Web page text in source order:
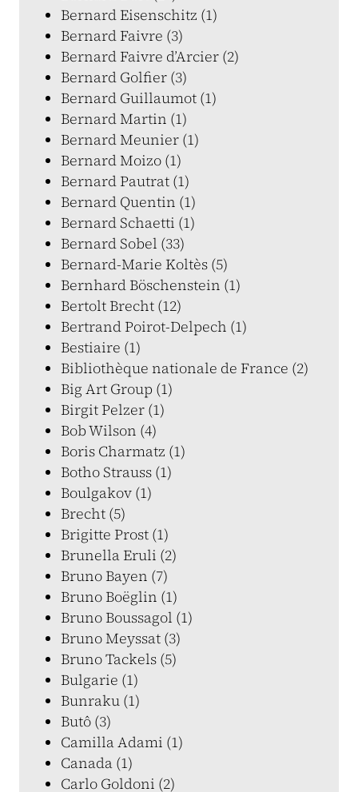
Bernard Eisenschitz (1)
Bernard Faivre (3)
Bernard Faivre d’Arcier (2)
Bernard Golfier (3)
Bernard Guillaumot (1)
Bernard Martin (1)
Bernard Meunier (1)
Bernard Moizo (1)
Bernard Pautrat (1)
Bernard Quentin (1)
Bernard Schaetti (1)
Bernard Sobel (33)
Bernard-Marie Koltès (5)
Bernhard Böschenstein (1)
Bertolt Brecht (12)
Bertrand Poirot-Delpech (1)
Bestiaire (1)
Bibliothèque nationale de France (2)
Big Art Group (1)
Birgit Pelzer (1)
Bob Wilson (4)
Boris Charmatz (1)
Botho Strauss (1)
Boulgakov (1)
Brecht (5)
Brigitte Prost (1)
Brunella Eruli (2)
Bruno Bayen (7)
Bruno Boëglin (1)
Bruno Boussagol (1)
Bruno Meyssat (3)
Bruno Tackels (5)
Bulgarie (1)
Bunraku (1)
Butô (3)
Camilla Adami (1)
Canada (1)
Carlo Goldoni (2)